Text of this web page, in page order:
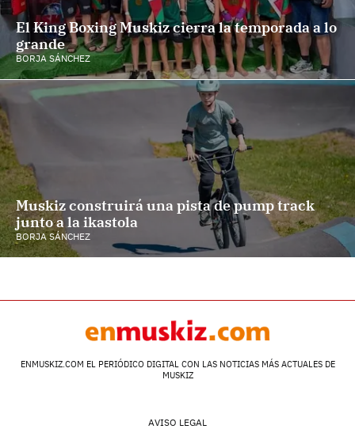
El King Boxing Muskiz cierra la temporada a lo
grande
BORJA SÁNCHEZ
Muskiz construirá una pista de pump track
junto a la ikastola
BORJA SÁNCHEZ
ENMUSKIZ.COM EL PERIÓDICO DIGITAL CON LAS NOTICIAS MÁS ACTUALES DE
MUSKIZ
AVISO LEGAL